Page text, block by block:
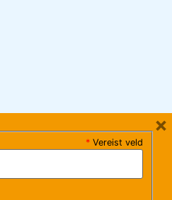
17:15 uur / vrijdag
* Vereist veld
×